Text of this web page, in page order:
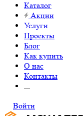
Каталог
Акции
Услуги
Проекты
Блог
Как купить
О нас
Контакты
...
Войти